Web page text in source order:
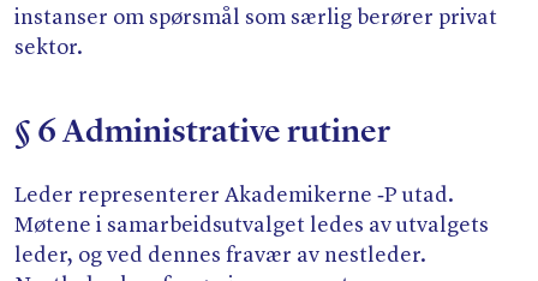
instanser om spørsmål som særlig berører privat
sektor.
§ 6 Administrative rutiner
Leder representerer Akademikerne ‑P utad.
Møtene i samarbeidsutvalget ledes av utvalgets
leder, og ved dennes fravær av nestleder.